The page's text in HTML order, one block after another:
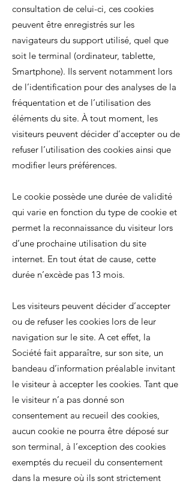
consultation de celui-ci, ces cookies
peuvent être enregistrés sur les
navigateurs du support utilisé, quel que
soit le terminal (ordinateur, tablette,
Smartphone). Ils servent notamment lors
de l’identification pour des analyses de la
fréquentation et de l’utilisation des
éléments du site. À tout moment, les
visiteurs peuvent décider d’accepter ou de
refuser l’utilisation des cookies ainsi que
modifier leurs préférences.
Le cookie possède une durée de validité
qui varie en fonction du type de cookie et
permet la reconnaissance du visiteur lors
d’une prochaine utilisation du site
internet. En tout état de cause, cette
durée n’excède pas 13 mois.
Les visiteurs peuvent décider d’accepter
ou de refuser les cookies lors de leur
navigation sur le site. A cet effet, la
Société fait apparaître, sur son site, un
bandeau d’information préalable invitant
le visiteur à accepter les cookies. Tant que
le visiteur n’a pas donné son
consentement au recueil des cookies,
aucun cookie ne pourra être déposé sur
son terminal, à l’exception des cookies
exemptés du recueil du consentement
dans la mesure où ils sont strictement